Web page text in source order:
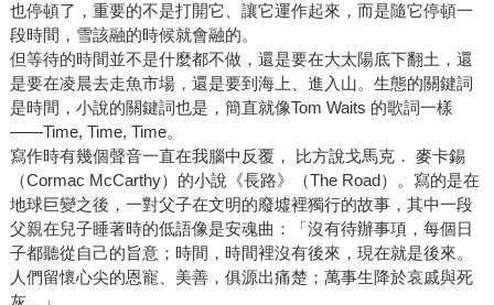
也停頓了，重要的不是打開它、讓它運作起來，而是隨它停頓一
段時間，雪該融的時候就會融的。
但等待的時間並不是什麼都不做，還是要在大太陽底下翻土，還
是要在凌晨去走魚市場，還是要到海上、進入山。生態的關鍵詞
是時間，小說的關鍵詞也是，簡直就像Tom Waits 的歌詞一樣
――Time, Time, Time。
寫作時有幾個聲音一直在我腦中反覆， 比方說戈馬克． 麥卡錫
（Cormac McCarthy）的小說《長路》（The Road）。寫的是在
地球巨變之後，一對父子在文明的廢墟裡獨行的故事，其中一段
父親在兒子睡著時的低語像是安魂曲：「沒有待辦事項，每個日
子都聽從自己的旨意；時間，時間裡沒有後來，現在就是後來。
人們留懷心尖的恩寵、美善，俱源出痛楚；萬事生降於哀戚與死
灰。」